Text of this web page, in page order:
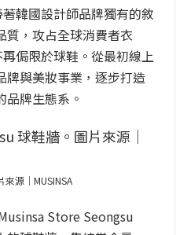
韓國設計師品牌獨有的敘
質，攻占全球消費者衣
侷限於球鞋。從最初線上
牌與美妝事業，逐步打造
牌生態系。
來源｜MUSINSA
Store Seongsu